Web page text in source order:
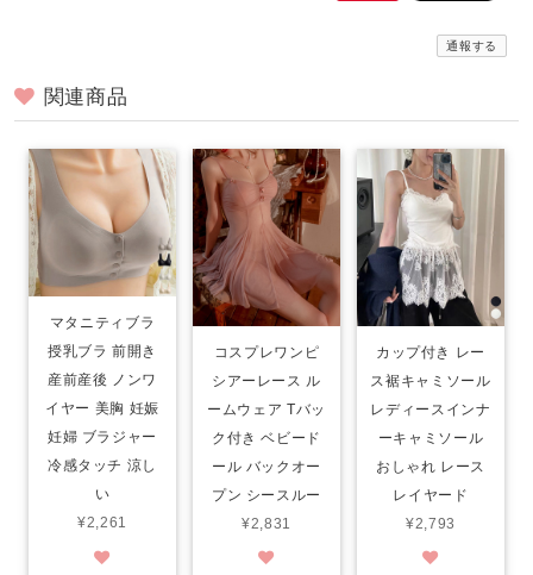
通報する
関連商品
マタニティブラ
授乳ブラ 前開き
産前産後 ノンワ
イヤー 美胸 妊娠
妊婦 ブラジャー
冷感タッチ 涼し
い
¥2,261
コスプレワンピ
シアーレース ル
ームウェア Tバッ
ク付き ベビード
ール バックオー
プン シースルー
¥2,831
カップ付き レー
ス裾キャミソール
レディースインナ
ーキャミソール
おしゃれ レース
レイヤード
¥2,793